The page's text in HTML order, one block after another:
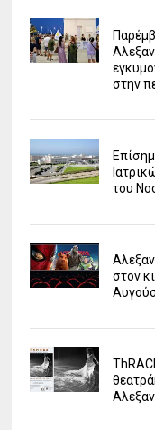
στην
του
στον